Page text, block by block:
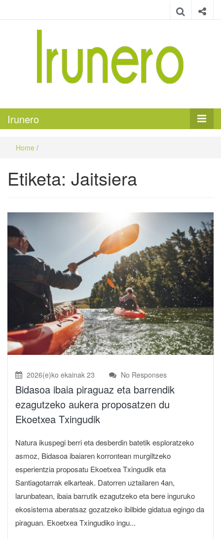
Irunero
Home /
Etiketa: Jaitsiera
2026(e)ko ekainak 23 No Responses
Bidasoa ibaia piraguaz eta barrendik
ezagutzeko aukera proposatzen du
Ekoetxea Txingudik
Natura ikuspegi berri eta desberdin batetik esploratzeko
asmoz, Bidasoa ibaiaren korrontean murgiltzeko
esperientzia proposatu Ekoetxea Txingudik eta
Santiagotarrak elkarteak. Datorren uztailaren 4an,
larunbatean, ibaia barrutik ezagutzeko eta bere inguruko
ekosistema aberatsaz gozatzeko ibilbide gidatua egingo da
piraguan. Ekoetxea Txingudiko ingu...